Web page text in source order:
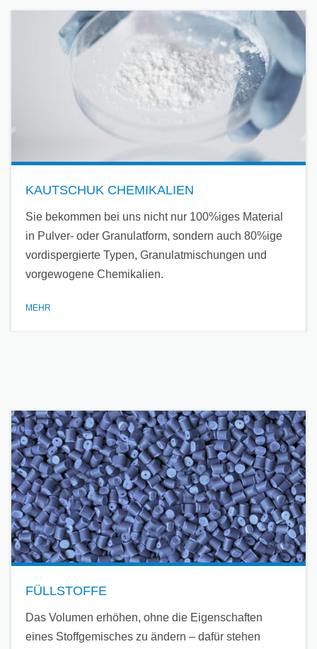
KAUTSCHUK CHEMIKALIEN
Sie bekommen bei uns nicht nur 100%iges Material
in Pulver- oder Granulatform, sondern auch 80%ige
vordispergierte Typen, Granulatmischungen und
vorgewogene Chemikalien.
MEHR
FÜLLSTOFFE
Das Volumen erhöhen, ohne die Eigenschaften
eines Stoffgemisches zu ändern – dafür stehen